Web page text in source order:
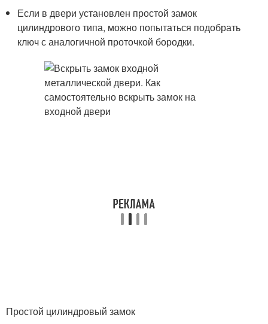
Если в двери установлен простой замок
цилиндрового типа, можно попытаться подобрать
ключ с аналогичной проточкой бородки.
Простой цилиндровый замок